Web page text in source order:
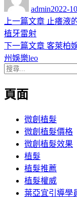
admin佈
日
2022-
文
章
導
覽
上一篇文章 上
篇
止癢液
植牙雷射
下一篇文章 下
客萊柏
州娛樂leo
搜
關
頁面
微創植髮
微創植髮價格
微創植髮效果
植髮
植髮推薦
植髮權威
葉亞宜引導學